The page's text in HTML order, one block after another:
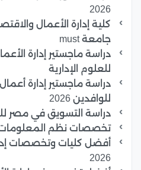
2026
كلية إدارة الأعمال
جامعة must
دراسة ماجستير إدارة
للعلوم الإدارية
دراسة ماجستير إدارة
للوافدين 2026
دراسة التسويق في مصر
تخصصات نظم المعلومات
أفضل كليات وتخصصات
2026